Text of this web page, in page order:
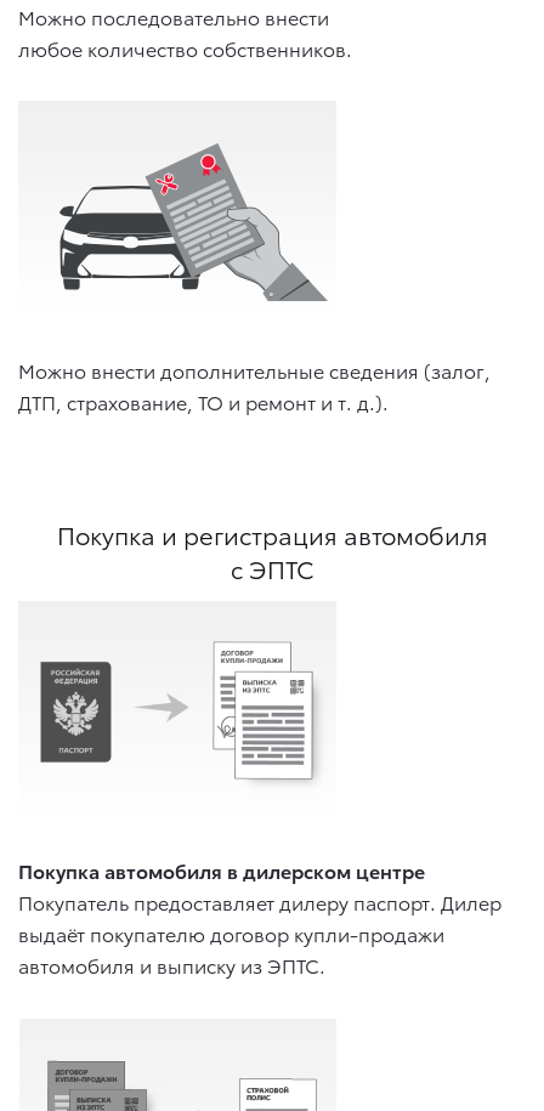
Можно последовательно внести
любое количество собственников.
Можно внести дополнительные сведения (залог,
ДТП, страхование, ТО и ремонт и т. д.).
Покупка и регистрация автомобиля
с ЭПТС
Покупка автомобиля в дилерском центре
Покупатель предоставляет дилеру паспорт. Дилер
выдаёт покупателю договор купли-продажи
автомобиля и выписку из ЭПТС.